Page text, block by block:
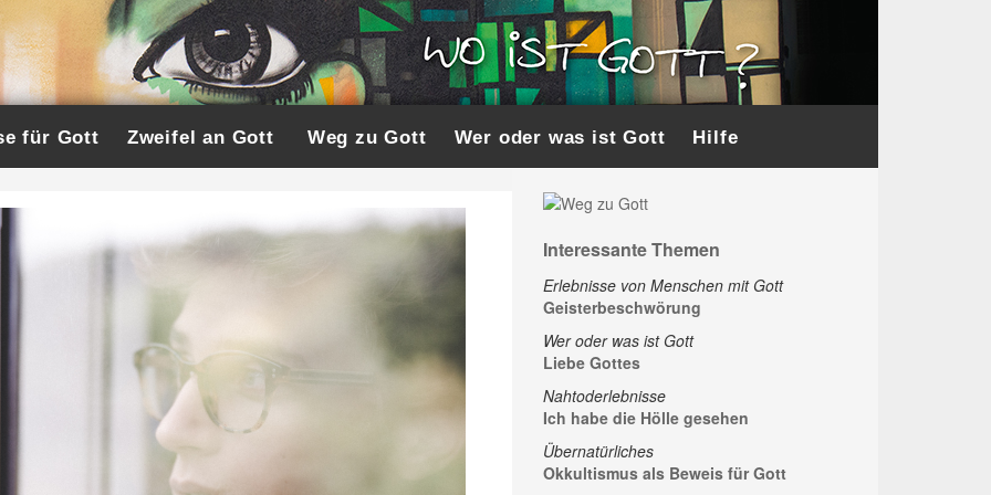
für Gott Zweifel an Gott Weg zu Gott Wer oder was ist Gott Hilfe
Interessante Themen
Erlebnisse von Menschen mit Gott
Geisterbeschwörung
Wer oder was ist Gott
Liebe Gottes
Nahtoderlebnisse
Ich habe die Hölle gesehen
Übernatürliches
Okkultismus als Beweis für Gott